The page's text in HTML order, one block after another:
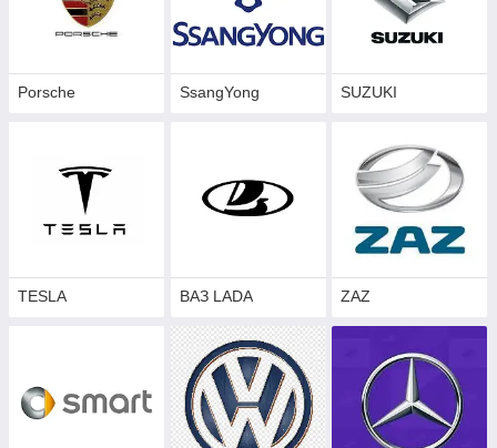
Porsche SsangYong SUZUKI
TESLA ВАЗ LADA ZAZ